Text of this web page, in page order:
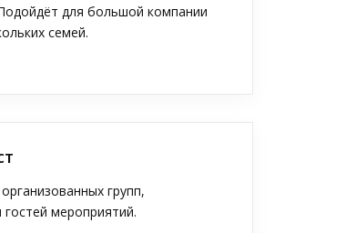
для большой компании
семей.
групп,
мероприятий.